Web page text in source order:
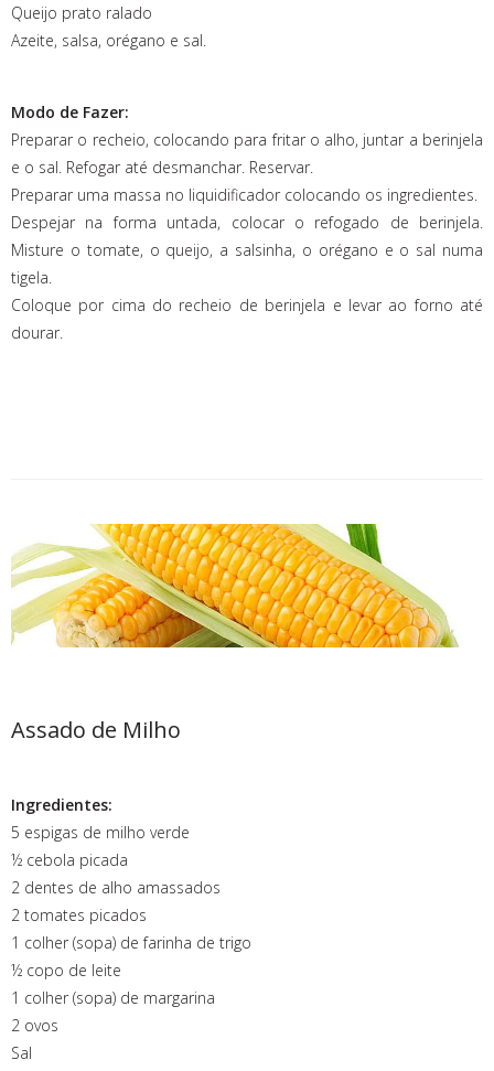
Queijo prato ralado
Azeite, salsa, orégano e sal.
Modo de Fazer:
Preparar o recheio, colocando para fritar o alho, juntar a berinjela
e o sal. Refogar até desmanchar. Reservar.
Preparar uma massa no liquidificador colocando os ingredientes.
Despejar na forma untada, colocar o refogado de berinjela.
Misture o tomate, o queijo, a salsinha, o orégano e o sal numa
tigela.
Coloque por cima do recheio de berinjela e levar ao forno até
dourar.
Assado de Milho
Ingredientes:
5 espigas de milho verde
½ cebola picada
2 dentes de alho amassados
2 tomates picados
1 colher (sopa) de farinha de trigo
½ copo de leite
1 colher (sopa) de margarina
2 ovos
Sal